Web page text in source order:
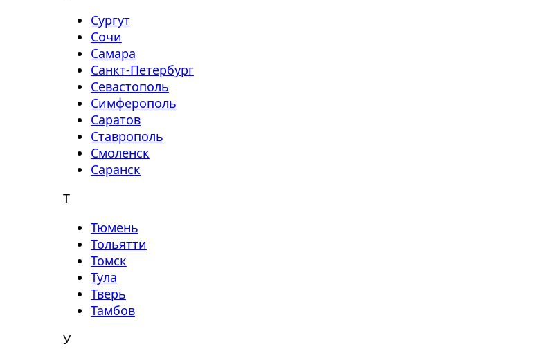
Сургут
Сочи
Самара
Санкт-Петербург
Севастополь
Симферополь
Саратов
Ставрополь
Смоленск
Саранск
Т
Тюмень
Тольятти
Томск
Тула
Тверь
Тамбов
У